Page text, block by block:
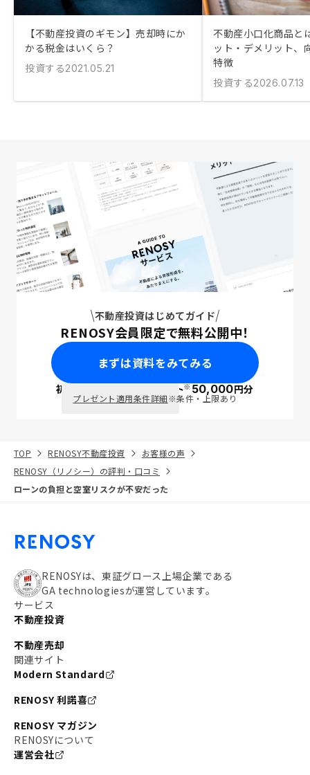
【不動産投資のギモン】売却時にか
かる税金はいくら？
投資する2021.05.21
不動産小口化商品と
ット・デメリット、
特徴
投資する2026.07.13
不動産投資はじめてガイド
RENOSY会員限定で無料公開中！
まずは資料をみてみる
初回面談で ポイント※50,000円分
プレゼント適用条件詳細※条件・上限あり
TOP RENOSY不動産投資
お客様の声
RENOSY（リノシー）の評判・口コミ
ローンの負担と空室リスクが不安だった
RENOSYは、東証グロース上場企業である
GA technologiesが運営しています。
サービス
不動産投資
不動産売却
関連サイト
Modern Standard
RENOSY 利諾喜
RENOSY マガジン
RENOSYについて
運営会社